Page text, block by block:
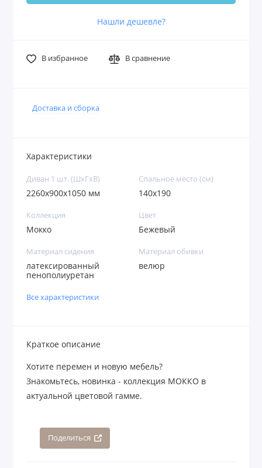
Нашли дешевле?
В избранное В сравнение
Доставка и сборка
Характеристики
Диван 1 шт. (ШхГхВ)
2260х900х1050 мм
Спальное место (см)
140х190
Коллекция
Мокко
Цвет
Бежевый
Материал сидения
латексированный
пенополиуретан
Материал обивки
велюр
Все характеристики
Краткое описание
Хотите перемен и новую мебель?
Знакомьтесь, новинка - коллекция МОККО в
актуальной цветовой гамме.
Поделиться